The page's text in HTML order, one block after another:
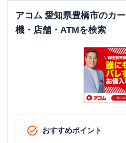
アコム 愛知県豊橋市のカ
機・店舗・ATMを検索
おすすめポイント